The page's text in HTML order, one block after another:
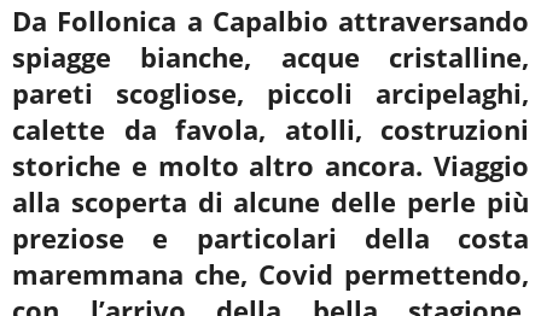
Da Follonica a Capalbio attraversando
spiagge bianche, acque cristalline,
pareti scogliose, piccoli arcipelaghi,
calette da favola, atolli, costruzioni
storiche e molto altro ancora. Viaggio
alla scoperta di alcune delle perle più
preziose e particolari della costa
maremmana che, Covid permettendo,